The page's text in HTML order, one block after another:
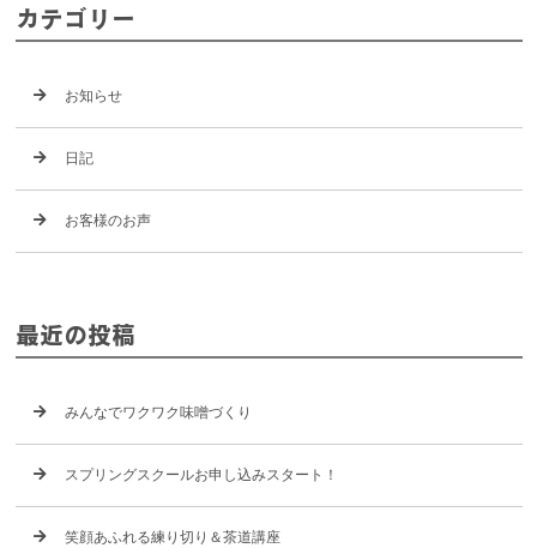
カテゴリー
お知らせ
日記
お客様のお声
最近の投稿
みんなでワクワク味噌づくり
スプリングスクールお申し込みスタート！
笑顔あふれる練り切り＆茶道講座